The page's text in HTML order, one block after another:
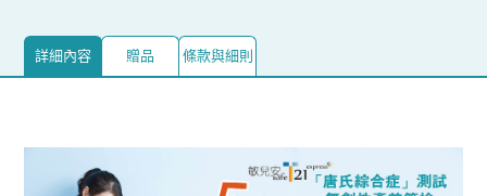
詳細內容 贈品 條款與細則